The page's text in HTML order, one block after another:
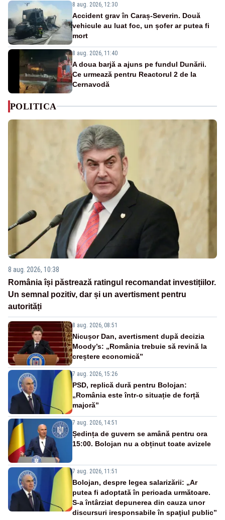
8 aug. 2026, 12:30
Accident grav în Caraș-Severin. Două
vehicule au luat foc, un șofer ar putea fi
mort
8 aug. 2026, 11:40
A doua barjă a ajuns pe fundul Dunării.
Ce urmează pentru Reactorul 2 de la
Cernavodă
POLITICA
8 aug. 2026, 10:38
România își păstrează ratingul recomandat investițiilor.
Un semnal pozitiv, dar și un avertisment pentru
autorități
8 aug. 2026, 08:51
Nicușor Dan, avertisment după decizia
Moody’s: „România trebuie să revină la
creștere economică”
7 aug. 2026, 15:26
PSD, replică dură pentru Bolojan:
„România este într-o situație de forță
majoră”
7 aug. 2026, 14:51
Ședința de guvern se amână pentru ora
15:00. Bolojan nu a obținut toate avizele
7 aug. 2026, 11:51
Bolojan, despre legea salarizării: „Ar
putea fi adoptată în perioada următoare.
S-a întârziat depunerea din cauza unor
discursuri iresponsabile în spaţiul public”